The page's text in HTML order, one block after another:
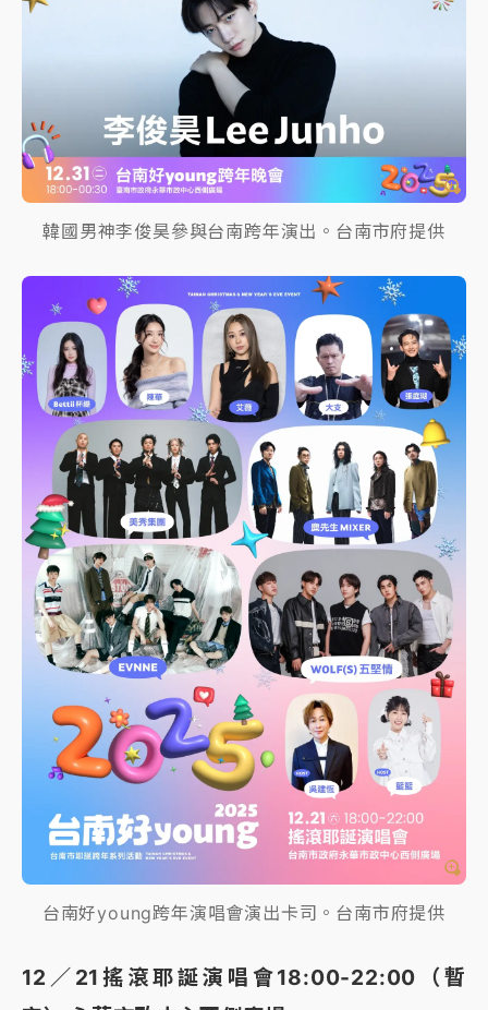
韓國男神李俊昊參與台南跨年演出。台南市府提供
台南好young跨年演唱會演出卡司。台南市府提供
12／21搖滾耶誕演唱會18:00-22:00（暫